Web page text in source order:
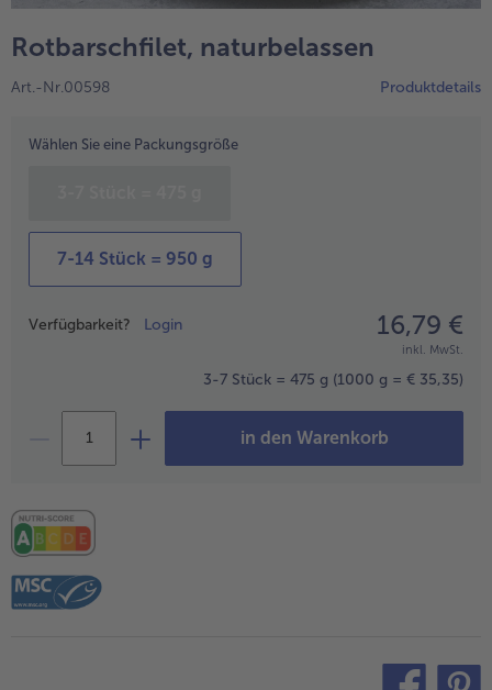
alle Küchenutensilien
alle bofrost*free
alle bofrost*plus.
Pflanzliche Alternativprodukte
Rotbarschfilet, naturbelassen
Art.-Nr.00598 Produktdetails
Wählen Sie eine Packungsgröße
7-14 Stück = 950 g
Preisangabe
Verfügbarkeit? Login 16,79 €
inkl. MwSt.
3-7 Stück = 475 g (1000 g = € 35,35)
in den Warenkorb